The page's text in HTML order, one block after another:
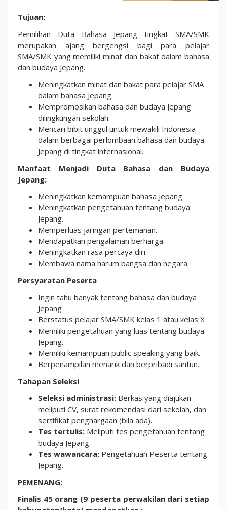
Ajang
Duta
Bahasa
Jepang
Tahun
2024
Tujuan:
Pemilihan Duta Bahasa Jepang tingkat SMA/SMK
merupakan ajang bergengsi bagi para pelajar
SMA/SMK yang memiliki minat dan bakat dalam bahasa
dan budaya Jepang.
Meningkatkan minat dan bakat para pelajar SMA
dalam bahasa Jepang.
Mempromosikan bahasa dan budaya Jepang
dilingkungan sekolah.
Mencari bibit unggul untuk mewakili Indonesia
dalam berbagai perlombaan bahasa dan budaya
Jepang di tingkat internasional.
Manfaat Menjadi Duta Bahasa dan Budaya
Jepang:
Meningkatkan kemampuan bahasa Jepang.
Meningkatkan pengetahuan tentang budaya
Jepang.
Memperluas jaringan pertemanan.
Mendapatkan pengalaman berharga.
Meningkatkan rasa percaya diri.
Membawa nama harum bangsa dan negara.
Persyaratan Peserta
Ingin tahu banyak tentang bahasa dan budaya
Jepang
Berstatus pelajar SMA/SMK kelas 1 atau kelas X
Memiliki pengetahuan yang luas tentang budaya
Jepang.
Memiliki kemampuan public speaking yang baik.
Berpenampilan menarik dan berpribadi santun.
Tahapan Seleksi
Seleksi administrasi: Berkas yang diajukan
meliputi CV, surat rekomendasi dari sekolah, dan
sertifikat penghargaan (bila ada).
Tes tertulis: Meliputi tes pengetahuan tentang
budaya Jepang.
Tes wawancara: Pengetahuan Peserta tentang
Jepang.
PEMENANG:
Finalis 45 orang (9 peserta perwakilan dari setiap